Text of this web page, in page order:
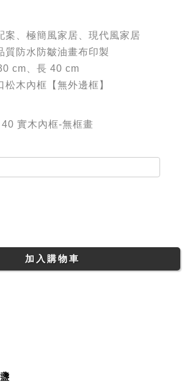
案、極簡風家居、現代風家居
質防水防皺油畫布印製
cm、長 40 cm
松木內框【無外邊框】
實木內框-無框畫
加入購物車